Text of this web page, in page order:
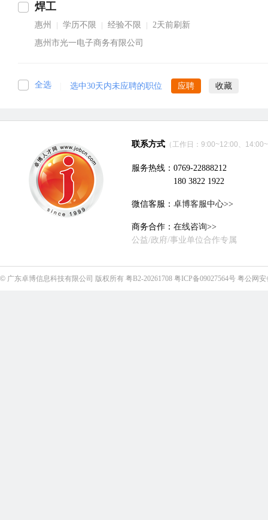
焊工
惠州 学历不限 经验不限
2天前刷新
惠州市光一电子商务有限公司
全选 选中30天内未应聘的职位 应聘 收藏
联系方式 （工作日：9:00~12:00、
服务热线：0769-22888212
180 3822 1922
微信客服： 卓博客服中心>>
商务合作： 在线咨询>>
公益/政府/事业单位合作专属
© 广东卓博信息科技有限公司 版权所有 粤B2-20261708 粤ICP备09027564号 粤公网安